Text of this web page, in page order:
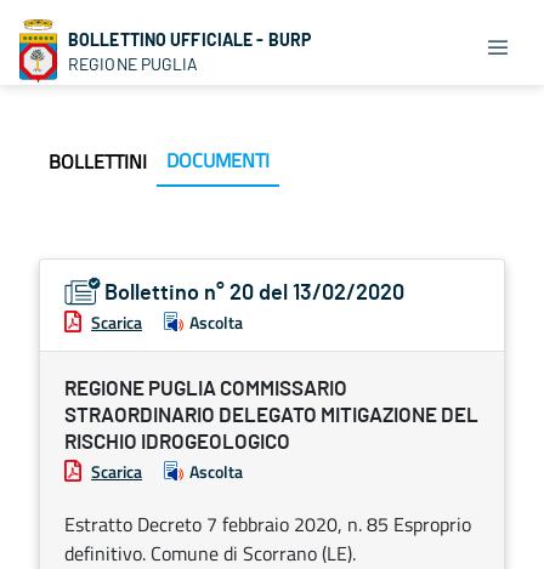
BOLLETTINO UFFICIALE - BURP
REGIONE PUGLIA
BOLLETTINI DOCUMENTI
Bollettino n° 20 del 13/02/2020
Scarica Ascolta
REGIONE PUGLIA COMMISSARIO
STRAORDINARIO DELEGATO MITIGAZIONE DEL
RISCHIO IDROGEOLOGICO
Scarica Ascolta
Estratto Decreto 7 febbraio 2020, n. 85 Esproprio
definitivo. Comune di Scorrano (LE).